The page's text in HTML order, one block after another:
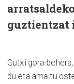
guztientzat
Gutxi gora-
du eta amaitu